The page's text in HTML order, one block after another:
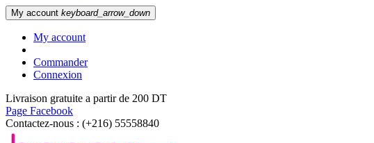
My account keyboard_arrow_down
My account
Commander
Connexion
Livraison gratuite a partir de 200 DT
Page Facebook
Contactez-nous : (+216) 55558840